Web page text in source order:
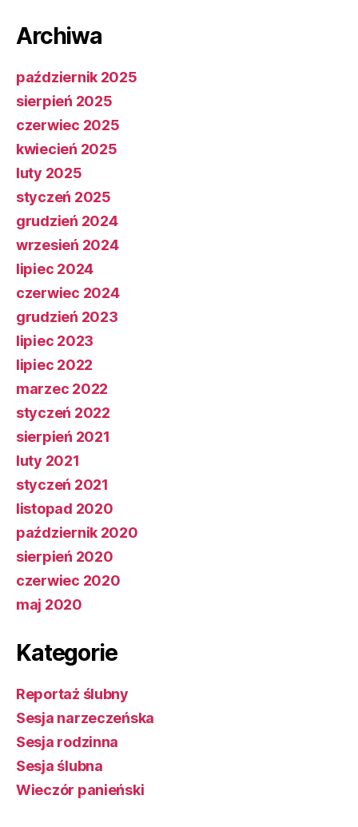
Archiwa
październik 2025
sierpień 2025
czerwiec 2025
kwiecień 2025
luty 2025
styczeń 2025
grudzień 2024
wrzesień 2024
lipiec 2024
czerwiec 2024
grudzień 2023
lipiec 2023
lipiec 2022
marzec 2022
styczeń 2022
sierpień 2021
luty 2021
styczeń 2021
listopad 2020
październik 2020
sierpień 2020
czerwiec 2020
maj 2020
Kategorie
Reportaż ślubny
Sesja narzeczeńska
Sesja rodzinna
Sesja ślubna
Wieczór panieński